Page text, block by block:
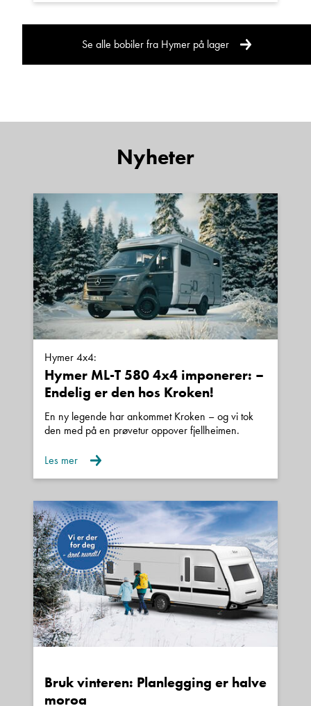
annonsen er innhentet fra kjøretøyets vognkort
eller tilsvarende. Vær oppmerksom på at den
oppgitte egenvekt derfor kun angir vekten på en
«minimumsutstyrt» grunnmodell med påmontert
vognkortet. Vekten av ekstrautstyr som
påmonteres eller er påmontert av produsenten
og/eller senere av andre, vil komme i tillegg til
den vekten som er angitt som egenvekt i
vognkortet.
Forbehold om feil i annonsen.
Se alle bobiler fra Hymer på lager
Nyheter
Hymer 4x4:
Hymer ML-T 580 4x4 imponerer: –
Endelig er den hos Kroken!
En ny legende har ankommet Kroken – og vi tok
den med på en prøvetur oppover fjellheimen.
Les mer
Bruk vinteren: Planlegging er halve
moroa